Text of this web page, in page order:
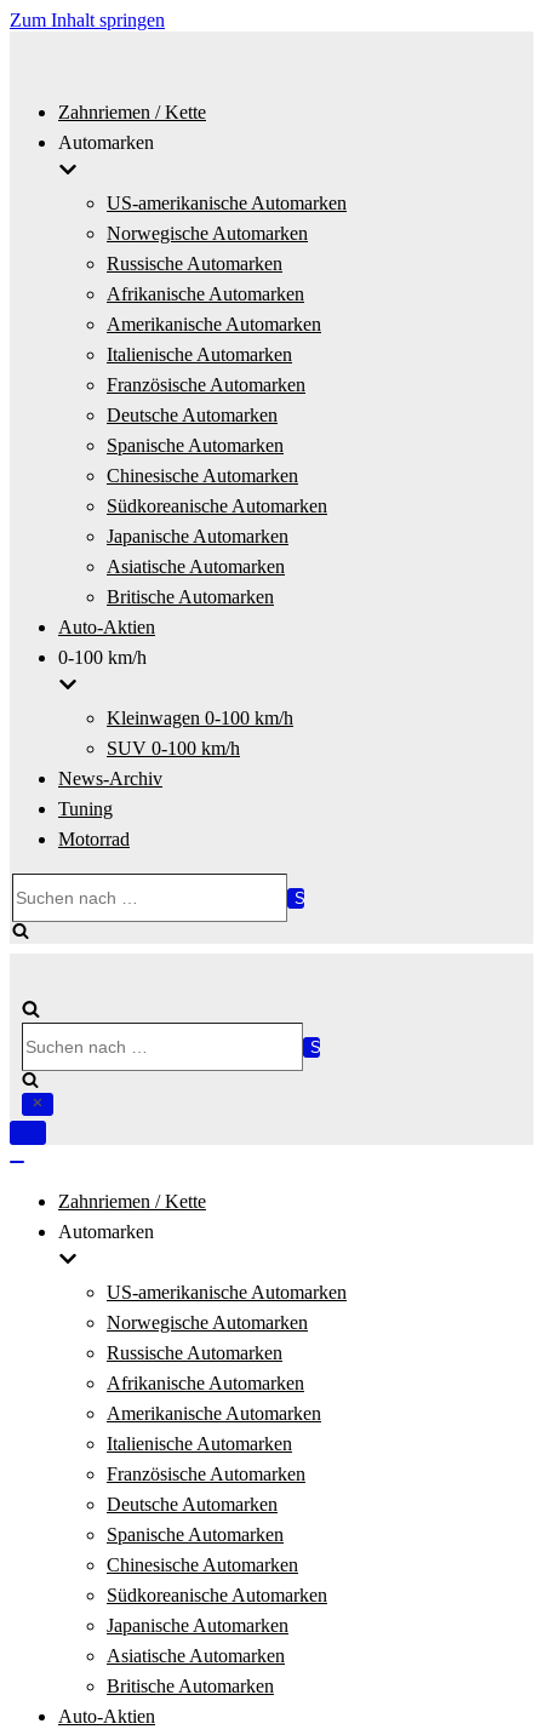
Zum Inhalt springen
Zahnriemen / Kette
Automarken
US-amerikanische Automarken
Norwegische Automarken
Russische Automarken
Afrikanische Automarken
Amerikanische Automarken
Italienische Automarken
Französische Automarken
Deutsche Automarken
Spanische Automarken
Chinesische Automarken
Südkoreanische Automarken
Japanische Automarken
Asiatische Automarken
Britische Automarken
Auto-Aktien
0-100 km/h
Kleinwagen 0-100 km/h
SUV 0-100 km/h
News-Archiv
Tuning
Motorrad
nach …
nach …
Navigation
Zahnriemen / Kette
Automarken
US-amerikanische Automarken
Norwegische Automarken
Russische Automarken
Afrikanische Automarken
Amerikanische Automarken
Italienische Automarken
Französische Automarken
Deutsche Automarken
Spanische Automarken
Chinesische Automarken
Südkoreanische Automarken
Japanische Automarken
Asiatische Automarken
Britische Automarken
Auto-Aktien